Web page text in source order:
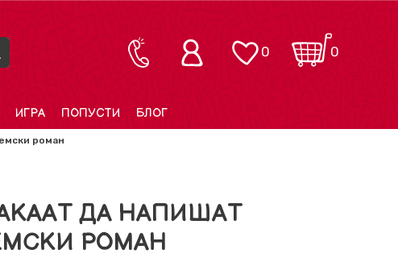
0
0
ИГРА ПОПУСТИ БЛОГ
роман
ДА НАПИШАТ
РОМАН